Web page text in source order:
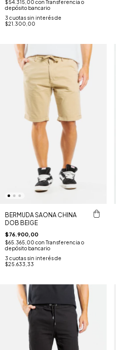
$54.315,00 con Transferencia o
depósito bancario
3 cuotas sin interés de
$21.300,00
BERMUDA SAONA CHINA
DOB BEIGE
$76.900,00
$65.365,00 con Transferencia o
depósito bancario
3 cuotas sin interés de
$25.633,33